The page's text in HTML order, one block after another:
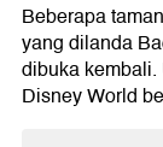
Beberapa
yang dilanda
dibuka
Disney World